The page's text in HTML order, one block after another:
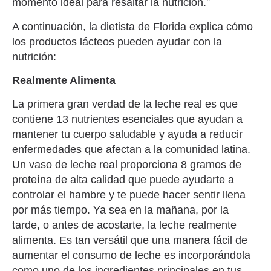
momento ideal para resaltar la nutrición.”
A continuación, la dietista de Florida explica cómo
los productos lácteos pueden ayudar con la
nutrición:
Realmente Alimenta
La primera gran verdad de la leche real es que
contiene 13 nutrientes esenciales que ayudan a
mantener tu cuerpo saludable y ayuda a reducir
enfermedades que afectan a la comunidad latina.
Un vaso de leche real proporciona 8 gramos de
proteína de alta calidad que puede ayudarte a
controlar el hambre y te puede hacer sentir llena
por más tiempo. Ya sea en la mañana, por la
tarde, o antes de acostarte, la leche realmente
alimenta. Es tan versátil que una manera fácil de
aumentar el consumo de leche es incorporándola